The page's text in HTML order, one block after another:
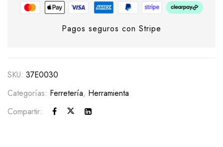
Pagos seguros con Stripe
SKU: 37E0030
Categorías: Ferretería, Herramienta
Compartir: